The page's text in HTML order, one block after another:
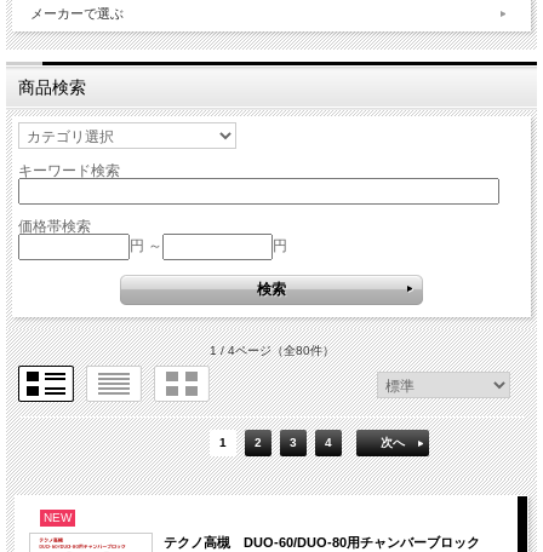
メーカーで選ぶ
商品検索
キーワード検索
価格帯検索
円 ～
円
1 / 4ページ（全80件）
1 2 3 4 次へ
NEW
テクノ高槻 DUO-60/DUO-80用チャンバーブロック